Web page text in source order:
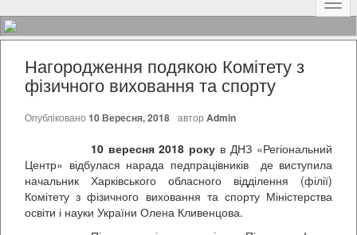
Нагородження подякою Комітету з
фізичного виховання та спорту
Опубліковано 10 Вересня, 2018 автор Admin
10 вересня 2018 року в ДНЗ «Регіональний
Центр» відбулася нарада педпрацівників де виступила
начальник Харківського обласного відділення (філії)
Комітету з фізичного виховання та спорту Міністерства
освіти і науки України Олена Кливенцова.